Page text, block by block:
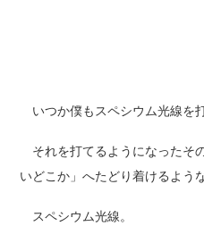
いつか僕もスペシウム光線を
それを打てるようになったそ
いどこか」へたどり着けるよう
スペシウム光線。